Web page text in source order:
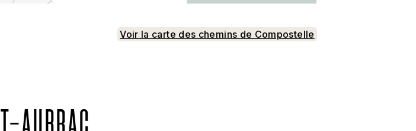
Voir la carte des chemins de Compostelle